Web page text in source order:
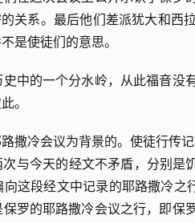
关系。最后他们差派犹大和西
是使徒们的意思。
中的一个分水岭，从此福音没
。
撒冷会议为背景的。使徒行传
与今天的经文不矛盾，分别
这段经文中记录的耶路撒冷之
罗的耶路撒冷会议之行，即保